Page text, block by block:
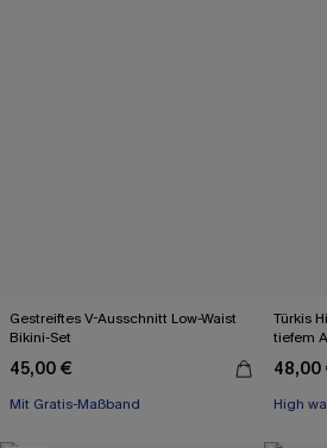
Gestreiftes V-Ausschnitt Low-Waist
Bikini-Set
45,00 €
Mit Gratis-Maßband
Türkis
tiefem
48,00
High